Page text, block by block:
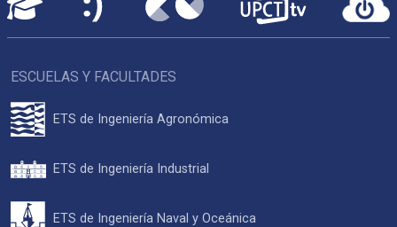
ESCUELAS Y FACULTADES
ETS de Ingeniería Agronómica
ETS de Ingeniería Industrial
ETS de Ingeniería Naval y Oceánica